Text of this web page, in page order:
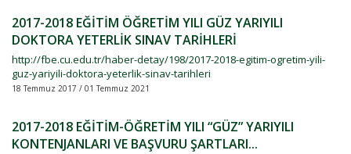
2017-2018 EĞİTİM ÖĞRETİM YILI GÜZ YARIYILI
DOKTORA YETERLİK SINAV TARİHLERİ
http://fbe.cu.edu.tr/haber-detay/198/2017-2018-egitim-ogretim-yili-
guz-yariyili-doktora-yeterlik-sinav-tarihleri
18 Temmuz 2017 / 01 Temmuz 2021
2017-2018 EĞİTİM-ÖĞRETİM YILI “GÜZ” YARIYILI
KONTENJANLARI VE BAŞVURU ŞARTLARI...